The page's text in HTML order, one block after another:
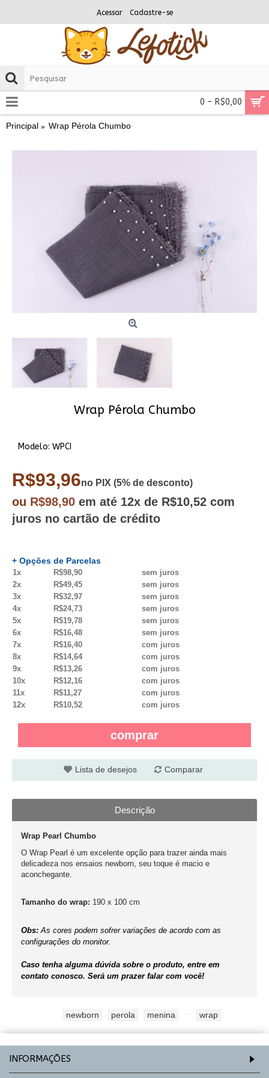
Acessar Cadastre-se
0 - R$0,00
Principal Wrap Pérola Chumbo
Wrap Pérola Chumbo
Modelo: WPCI
R$93,96no PIX (5% de desconto)
ou R$98,90 em até 12x de R$10,52 com
juros no cartão de crédito
+ Opções de Parcelas
1x R$98,90
sem juros
2x
R$49,45
sem juros
3x
R$32,97
sem juros
4x
R$24,73
sem juros
5x
R$19,78
sem juros
6x
R$16,48
sem juros
7x
R$16,40
com juros
8x
R$14,64
com juros
9x
R$13,26
com juros
10x
R$12,16
com juros
11x
R$11,27
com juros
12x
R$10,52 com juros
comprar
Lista de desejos Comparar
Descrição
Wrap Pearl Chumbo
O Wrap Pearl é um excelente opção para trazer ainda mais
delicadeza nos ensaios newborn, seu toque é macio e
aconchegante.
Tamanho do wrap: 190 x 100 cm
Obs: As cores podem sofrer variações de acordo com as
configurações do monitor.
Caso tenha alguma dúvida sobre o produto, entre em
contato conosco. Será um prazer falar com você!
newborn perola menina wrap
INFORMAÇÕES